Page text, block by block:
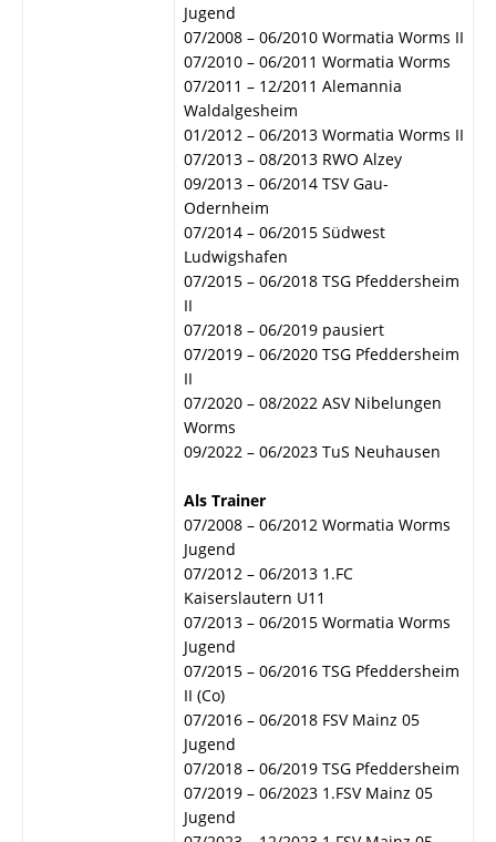
Jugend
07/2008 – 06/2010 Wormatia Worms II
07/2010 – 06/2011 Wormatia Worms
07/2011 – 12/2011 Alemannia
Waldalgesheim
01/2012 – 06/2013 Wormatia Worms II
07/2013 – 08/2013 RWO Alzey
09/2013 – 06/2014 TSV Gau-
Odernheim
07/2014 – 06/2015 Südwest
Ludwigshafen
07/2015 – 06/2018 TSG Pfeddersheim
II
07/2018 – 06/2019 pausiert
07/2019 – 06/2020 TSG Pfeddersheim
II
07/2020 – 08/2022 ASV Nibelungen
Worms
09/2022 – 06/2023 TuS Neuhausen
Als Trainer
07/2008 – 06/2012 Wormatia Worms
Jugend
07/2012 – 06/2013 1.FC
Kaiserslautern U11
07/2013 – 06/2015 Wormatia Worms
Jugend
07/2015 – 06/2016 TSG Pfeddersheim
II (Co)
07/2016 – 06/2018 FSV Mainz 05
Jugend
07/2018 – 06/2019 TSG Pfeddersheim
07/2019 – 06/2023 1.FSV Mainz 05
Jugend